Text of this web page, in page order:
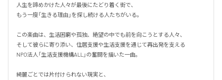
人生を諦めかけた人々が最後にたどり着く街で、
もう一度「生きる理由」を探し続ける人たちがいる。
この楽曲は、生活困窮や孤独、絶望の中でも前を向こうとする人々、
そして彼らに寄り添い、住居支援や生活支援を通じて再出発を支える
NPO法人「生活支援機構ALL」の奮闘を描いた一曲。
綺麗ごとでは片付けられない現実と、